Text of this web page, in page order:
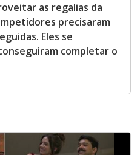
as regalias da
precisaram
Eles se
completar o